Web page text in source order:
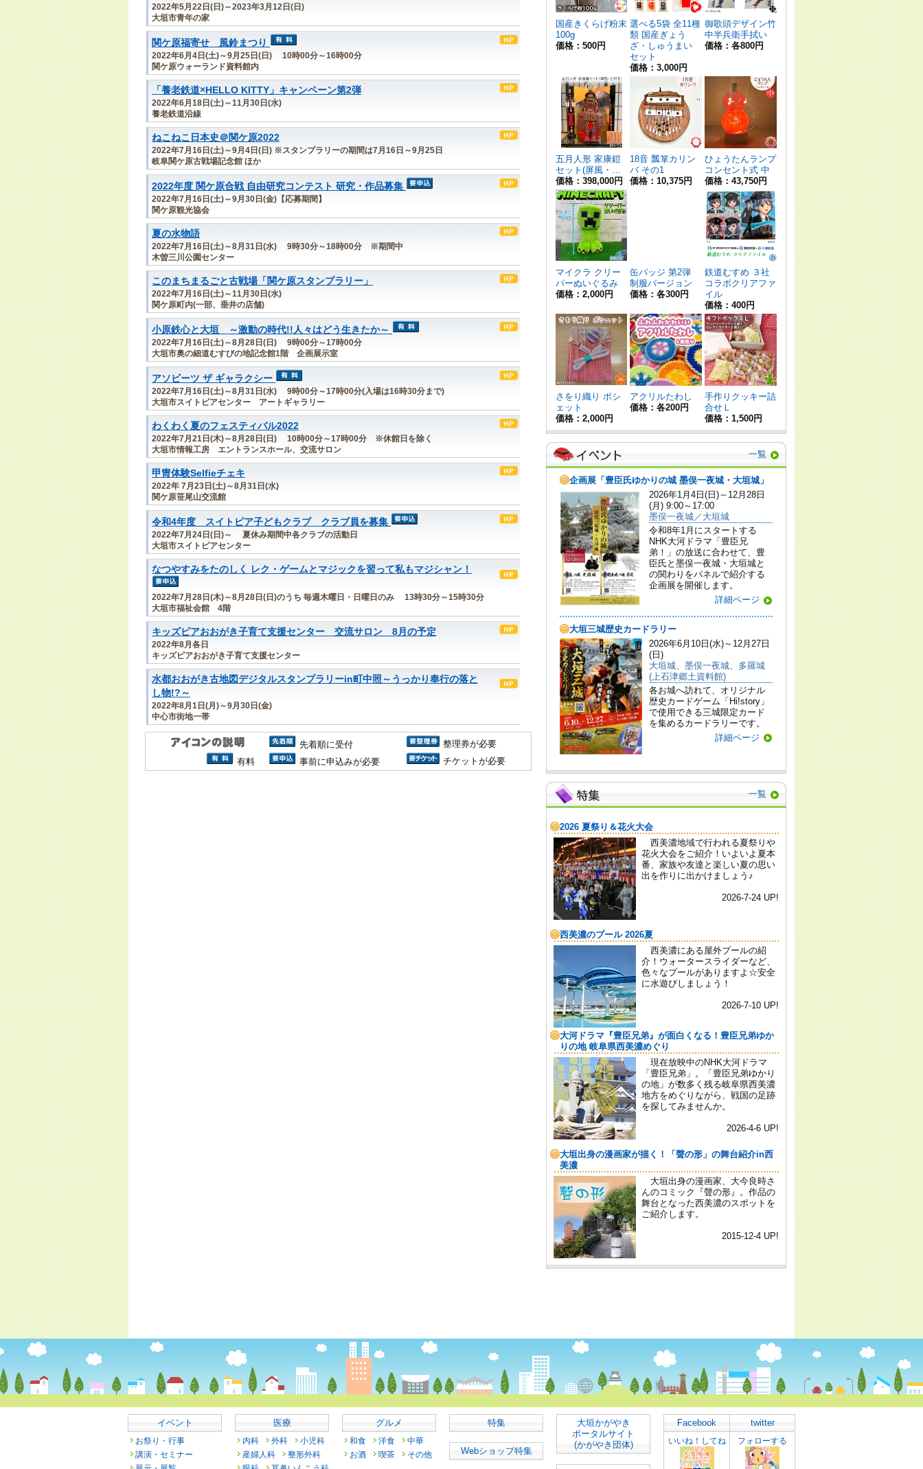
2022年5月22日(日)～2023年3月12日(日)
大垣市青年の家
関ケ原福寄せ 風鈴まつり
2022年6月4日(土)～9月25日(日) 10時00分～16時00分
関ケ原ウォーランド資料館内
「養老鉄道×HELLO KITTY」キャンペーン第2弾
2022年6月18日(土)～11月30日(水)
養老鉄道沿線
ねこねこ日本史＠関ケ原2022
2022年7月16日(土)～9月4日(日) ※スタンプラリーの期間は7月16日～9月25日
岐阜関ケ原古戦場記念館 ほか
2022年度 関ケ原合戦 自由研究コンテスト 研究・作品募集
2022年7月16日(土)～9月30日(金)【応募期間】
関ケ原観光協会
夏の水物語
2022年7月16日(土)～8月31日(水) 9時30分～18時00分 ※期間中
木曽三川公園センター
このまちまるごと古戦場「関ケ原スタンプラリー」
2022年7月16日(土)～11月30日(水)
関ケ原町内(一部、垂井の店舗)
小原鉄心と大垣 ～激動の時代!!人々はどう生きたか～
2022年7月16日(土)～8月28日(日) 9時00分～17時00分
大垣市奥の細道むすびの地記念館1階 企画展示室
アソビーツ ザ ギャラクシー
2022年7月16日(土)～8月31日(水) 9時00分～17時00分(入場は16時30分まで)
大垣市スイトピアセンター アートギャラリー
わくわく夏のフェスティバル2022
2022年7月21日(木)～8月28日(日) 10時00分～17時00分 ※休館日を除く
大垣市情報工房 エントランスホール、交流サロン
甲冑体験Selfieチェキ
2022年 7月23日(土)～8月31日(水)
関ケ原笹尾山交流館
令和4年度 スイトピア子どもクラブ クラブ員を募集
2022年7月24日(日)～ 夏休み期間中各クラブの活動日
大垣市スイトピアセンター
なつやすみをたのしく レク・ゲームとマジックを習って私もマジシャン！
2022年7月28日(木)～8月28日(日)のうち 毎週木曜日・日曜日のみ 13時30分～15時30分
大垣市福祉会館 4階
キッズピアおおがき子育て支援センター 交流サロン 8月の予定
2022年8月各日
キッズピアおおがき子育て支援センター
水都おおがき古地図デジタルスタンプラリーin町中照～うっかり奉行の落と
し物!?～
2022年8月1日(月)～9月30日(金)
中心市街地一帯
先着順に受付
整理券が必要
有料
事前に申込みが必要 チケットが必要
イベント
お祭り・行事
講演・セミナー
医療
内科 外科
小児科
産婦人科
整形外科
グルメ
和食 洋食
中華
お酒
喫茶 その他
特集
Webショップ特集
大垣かがやき
ポータルサイト
(かがやき団体)
Facebook
いいね！してね
twitter
フォローする